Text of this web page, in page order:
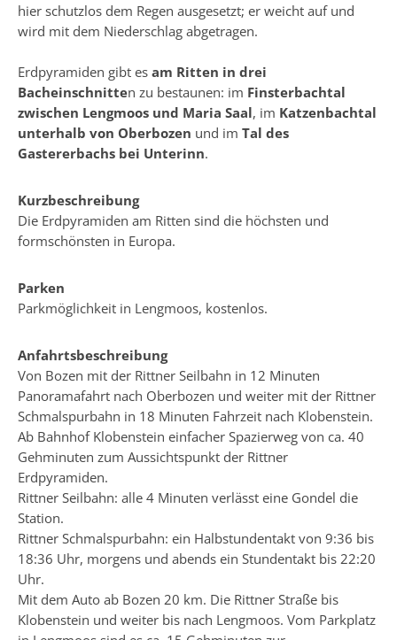
hier schutzlos dem Regen ausgesetzt; er weicht auf und
wird mit dem Niederschlag abgetragen.
Erdpyramiden gibt es am Ritten in drei
Bacheinschnitten zu bestaunen: im Finsterbachtal
zwischen Lengmoos und Maria Saal, im Katzenbachtal
unterhalb von Oberbozen und im Tal des
Gastererbachs bei Unterinn.
Kurzbeschreibung
Die Erdpyramiden am Ritten sind die höchsten und
formschönsten in Europa.
Parken
Parkmöglichkeit in Lengmoos, kostenlos.
Anfahrtsbeschreibung
Von Bozen mit der Rittner Seilbahn in 12 Minuten
Panoramafahrt nach Oberbozen und weiter mit der Rittner
Schmalspurbahn in 18 Minuten Fahrzeit nach Klobenstein.
Ab Bahnhof Klobenstein einfacher Spazierweg von ca. 40
Gehminuten zum Aussichtspunkt der Rittner
Erdpyramiden.
Rittner Seilbahn: alle 4 Minuten verlässt eine Gondel die
Station.
Rittner Schmalspurbahn: ein Halbstundentakt von 9:36 bis
18:36 Uhr, morgens und abends ein Stundentakt bis 22:20
Uhr.
Mit dem Auto ab Bozen 20 km. Die Rittner Straße bis
Klobenstein und weiter bis nach Lengmoos. Vom Parkplatz